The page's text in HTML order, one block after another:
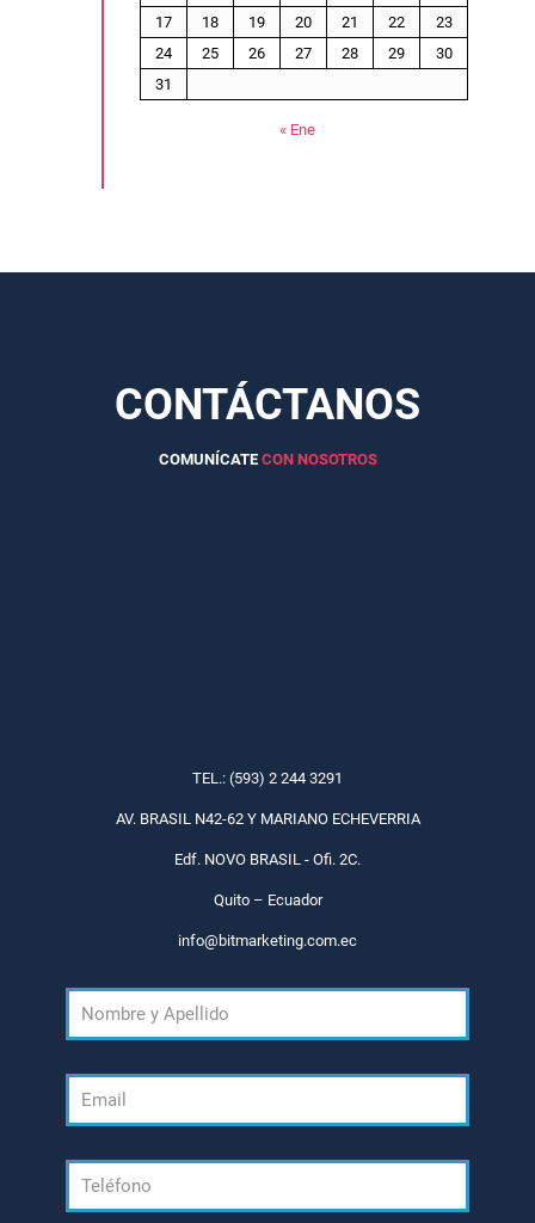
17
18 19 20 21 22
23
24
25 26 27 28 29
30
31
« Ene
CONTÁCTANOS
COMUNÍCATE CON NOSOTROS
TEL.: (593) 2 244 3291
AV. BRASIL N42-62 Y MARIANO ECHEVERRIA
Edf. NOVO BRASIL - Ofi. 2C.
Quito – Ecuador
info@bitmarketing.com.ec